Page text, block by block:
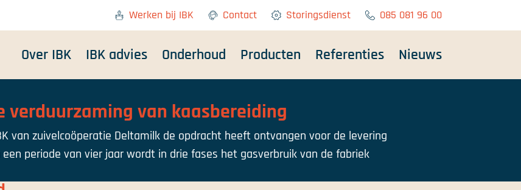
Over IBK IBK advies Onderhoud Producten Referenties Nieuws
Werken bij IBK Contact Storingsdienst 085 081 96 00
verduurzaming van kaasbereiding
van zuivelcoöperatie Deltamilk de opdracht heeft ontvangen voor de levering
periode van vier jaar wordt in drie fases het gasverbruik van de fabriek